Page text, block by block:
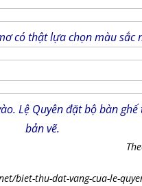
có thật lựa chọn màu sắc
Lệ Quyên đặt bộ bàn
bản vẽ.
biet-thu-dat-vang-cua-le-